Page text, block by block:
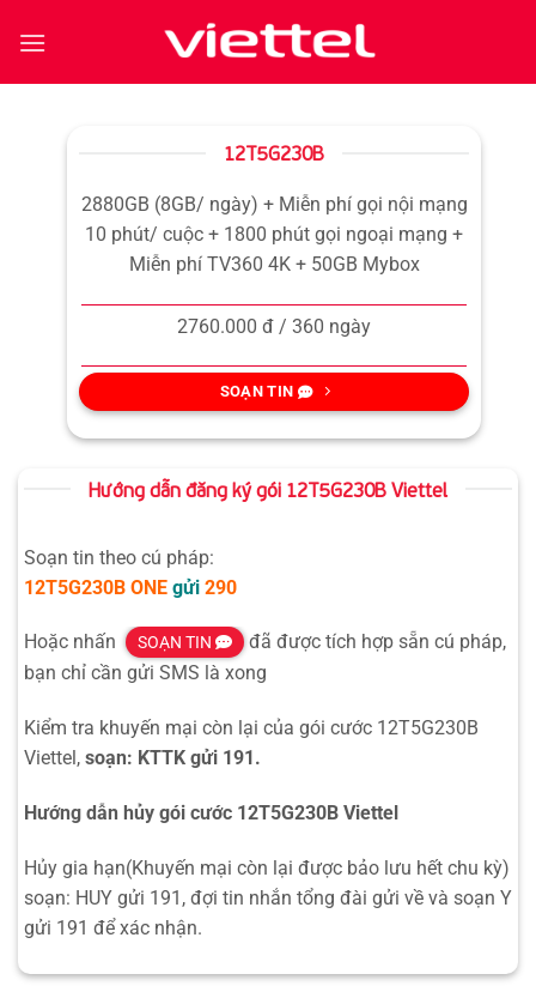
qua
12T5G230B
2880GB (8GB/ ngày) + Miễn phí gọi nội mạng
10 phút/ cuộc + 1800 phút gọi ngoại mạng +
Miễn phí TV360 4K + 50GB Mybox
2760.000 đ / 360 ngày
SOẠN TIN
Hướng dẫn đăng ký gói 12T5G230B Viettel
Soạn tin theo cú pháp:
12T5G230B ONE gửi 290
Hoặc nhấn SOẠN TIN
đã được tích hợp sẵn cú pháp,
bạn chỉ cần gửi SMS là xong
Kiểm tra khuyến mại còn lại của gói cước 12T5G230B
Viettel, soạn: KTTK gửi 191.
Hướng dẫn hủy gói cước 12T5G230B Viettel
Hủy gia hạn(Khuyến mại còn lại được bảo lưu hết chu kỳ)
soạn: HUY gửi 191, đợi tin nhắn tổng đài gửi về và soạn Y
gửi 191 để xác nhận.